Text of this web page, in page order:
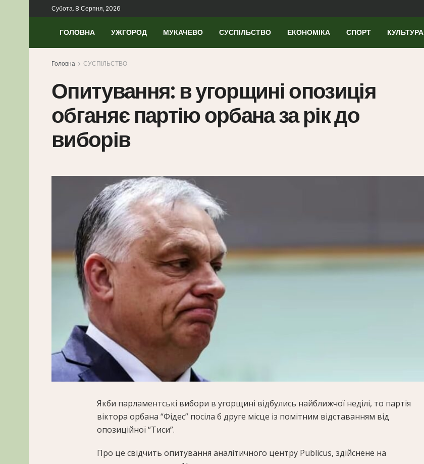
Субота, 8 Серпня, 2026
ГОЛОВНА УЖГОРОД МУКАЧЕВО СУСПІЛЬСТВО ЕКОНОМІКА СПОРТ КУЛЬТУРА
Головна СУСПІЛЬСТВО
Опитування: в угорщині опозиція
обганяє партію орбана за рік до
виборів
Якби парламентські вибори в угорщині відбулись найближчої неділі, то партія
віктора орбана “Фідес” посіла б друге місце із помітним відставанням від
опозиційної “Тиси”.
Про це свідчить опитування аналітичного центру Publicus, здійснене на